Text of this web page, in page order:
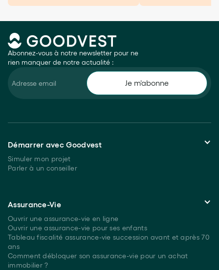
Abonnez-vous à notre newsletter pour ne
rien manquer de notre actualité :
Démarrer avec Goodvest
Simuler mon projet
Parler à un conseiller
Assurance-Vie
Ouvrir une assurance-vie en ligne
Ouvrir une assurance-vie pour ses enfants
Tableau fiscalité assurance-vie succession avant et après 70
ans
Comment débloquer son assurance-vie pour un achat
immobilier ?